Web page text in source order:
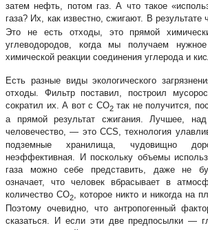
затем нефть, потом газ. А что такое
газа? Их, как известно, сжигают. В результате
Это не есть отходы, это прямой
углеводородов, когда мы получаем
химической реакции соединения углерода и
Есть разные виды экологического
отходы. Фильтр поставил, построил
сократил их. А вот с СО2так не получится,
а прямой результат сжигания. Лучшее,
человечество, — это CCS, технология
подземные хранилища, чудовищно
неэффективная. И поскольку объемы
газа можно себе представить, даже не
означает, что человек вбрасывает в
количество СО2, которое никто и никогда на
Поэтому очевидно, что антропогенный
сказаться. И если эти две предпосылки —